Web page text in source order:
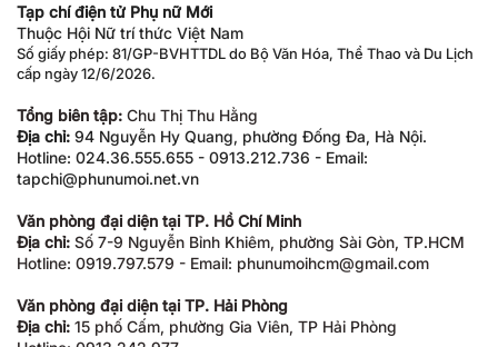
Tạp chí điện tử Phụ nữ Mới
Thuộc Hội Nữ trí thức Việt Nam
Số giấy phép: 81/GP-BVHTTDL do Bộ Văn Hóa, Thể Thao và Du Lịch
cấp ngày 12/6/2026.
Tổng biên tập: Chu Thị Thu Hằng
Địa chỉ: 94 Nguyễn Hy Quang, phường Đống Đa, Hà Nội.
Hotline: 024.36.555.655 - 0913.212.736 - Email:
tapchi@phunumoi.net.vn
Văn phòng đại diện tại TP. Hồ Chí Minh
Địa chỉ: Số 7-9 Nguyễn Bỉnh Khiêm, phường Sài Gòn, TP.HCM
Hotline: 0919.797.579 - Email: phunumoihcm@gmail.com
Văn phòng đại diện tại TP. Hải Phòng
Địa chỉ: 15 phố Cấm, phường Gia Viên, TP Hải Phòng